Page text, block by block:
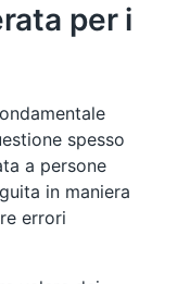
per i
spesso
a persone
in maniera
errori